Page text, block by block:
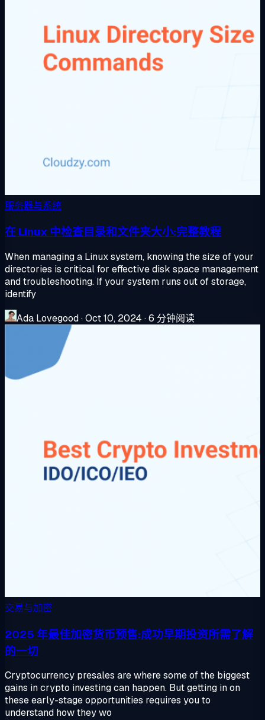
服务器与系统
在 Linux 中检查目录和文件夹大小:完整教程
When managing a Linux system, knowing the size of your
directories is critical for effective disk space management
and troubleshooting. If your system runs out of storage,
identify
Ada Lovegood·Oct 10, 2024 ·6 分钟阅读
交易与加密
2025 年最佳加密货币预售:成功早期投资所需了解
的一切
Cryptocurrency presales are where some of the biggest
gains in crypto investing can happen. But getting in on
these early-stage opportunities requires you to
understand how they wo